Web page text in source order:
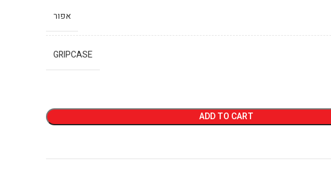
אפור
GRIPCASE
ADD TO CART